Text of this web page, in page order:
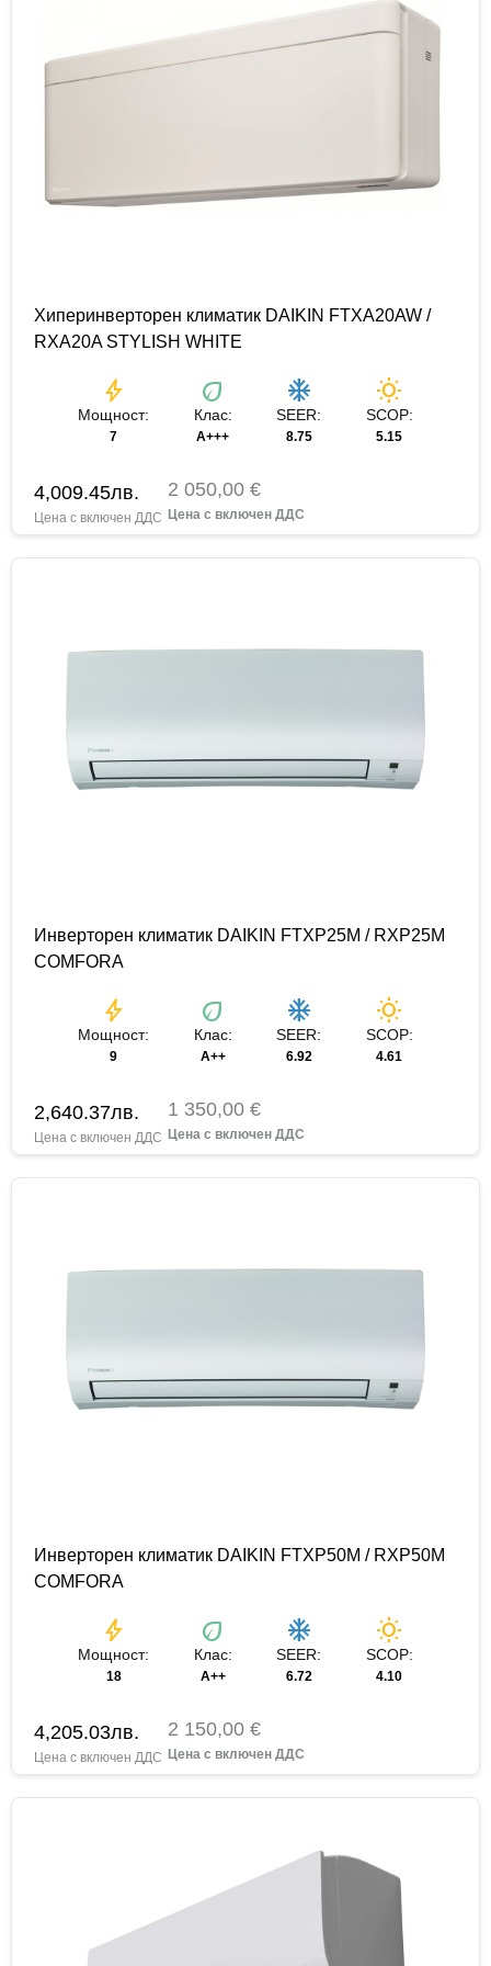
Хиперинверторен климатик DAIKIN FTXA20AW /
RXA20A STYLISH WHITE
bolt
Мощност:
7
eco
Клас:
A+++
ac_unit
SEER:
8.75
wb_sunny
SCOP:
5.15
4,009.45лв. 2 050,00 €
Инверторен климатик DAIKIN FTXP25M / RXP25M
COMFORA
bolt
Мощност:
9
eco
Клас:
A++
ac_unit
SEER:
6.92
wb_sunny
SCOP:
4.61
2,640.37лв. 1 350,00 €
Инверторен климатик DAIKIN FTXP50M / RXP50M
COMFORA
bolt
Мощност:
18
eco
Клас:
A++
ac_unit
SEER:
6.72
wb_sunny
SCOP:
4.10
4,205.03лв. 2 150,00 €